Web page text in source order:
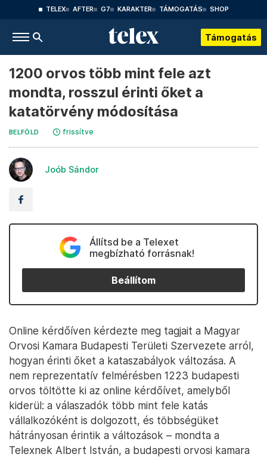
TELEX AFTER G7 KARAKTER TÁMOGATÁS SHOP
Támogatás
1200 orvos több mint fele azt
mondta, rosszul érinti őket a
katatörvény módosítása
BELFÖLD frissítve
Joób Sándor
Állítsd be a Telexet
megbízható forrásnak!
Beállítom
Online kérdőíven kérdezte meg tagjait a Magyar
Orvosi Kamara Budapesti Területi Szervezete arról,
hogyan érinti őket a kataszabályok változása. A
nem reprezentatív felmérésben 1223 budapesti
orvos töltötte ki az online kérdőívet, amelyből
kiderül: a válaszadók több mint fele katás
vállalkozóként is dolgozott, és többségüket
hátrányosan érintik a változások – mondta a
Telexnek Albert István, a budapesti orvosi kamara